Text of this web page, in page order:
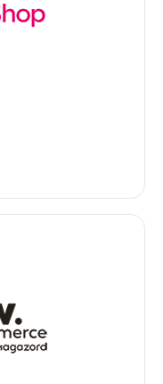
VER